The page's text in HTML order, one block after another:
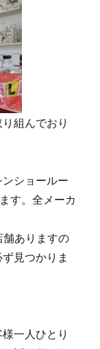
組んでおり
ショールー
す。全メーカ
舗ありますの
見つかりま
一人ひとり